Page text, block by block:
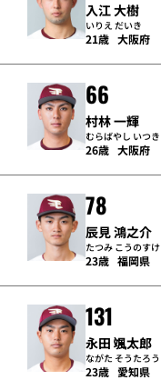
入江 大樹
いりえ だいき
21歳 大阪府
66
村林 一輝
むらばやし いつき
26歳 大阪府
78
辰見 鴻之介
たつみ こうのすけ
23歳 福岡県
131
永田 颯太郎
ながた そうたろう
23歳 愛知県